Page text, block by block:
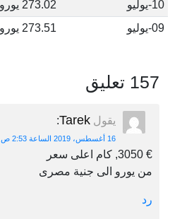
10-يوليو
273.02 يورو
09-يوليو
273.51 يورو
157 تعليق
يقول Tarek
:
16 أغسطس، 2019 الساعة 2:53 ص
€ 3050, كام اعلى سعر
من يورو الى جنية مصرى
رد